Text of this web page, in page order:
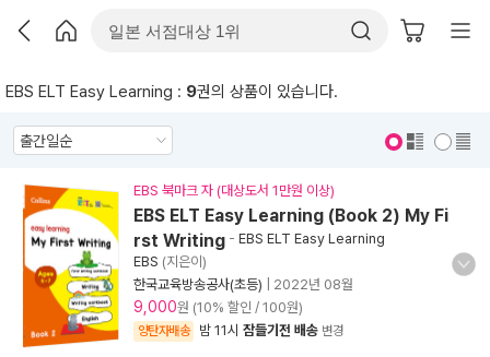
EBS ELT Easy Learning : 9권의 상품이 있습니다.
EBS 북마크 자 (대상도서 1만원 이상)
EBS ELT Easy Learning (Book 2) My Fi
rst Writing - EBS ELT Easy Learning
EBS (지은이)
한국교육방송공사(초등)
2022년 08월
9,000원 (10% 할인 / 100원)
양탄자배송 밤 11시 잠들기전 배송 변경